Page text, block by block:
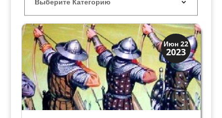
Июн 22
2023
Династии
Заговоры и войны